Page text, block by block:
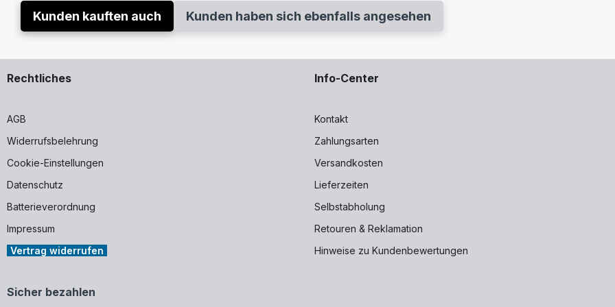
Kunden kauften auch Kunden haben sich ebenfalls angesehen
Rechtliches
AGB
Widerrufsbelehrung
Cookie-Einstellungen
Datenschutz
Batterieverordnung
Impressum
Vertrag widerrufen
Info-Center
Kontakt
Zahlungsarten
Versandkosten
Lieferzeiten
Selbstabholung
Retouren & Reklamation
Hinweise zu Kundenbewertungen
Sicher bezahlen